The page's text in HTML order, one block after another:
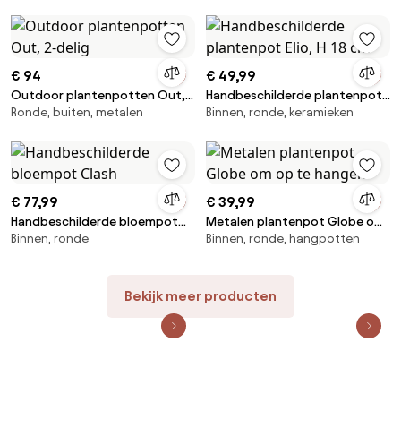
€ 94
Outdoor plantenpotten Out,
2-delig
Ronde, buiten, metalen
€ 49,99
Handbeschilderde plantenpot
Elio, H 18 cm
Binnen, ronde, keramieken
€ 77,99
Handbeschilderde bloempot
Clash
Binnen, ronde
€ 39,99
Metalen plantenpot Globe om
op te hangen
Binnen, ronde, hangpotten
Bekijk meer producten